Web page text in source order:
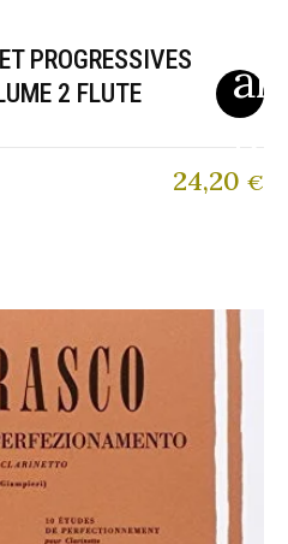
PROGRESSIVES
2 FLUTE
24,20 €